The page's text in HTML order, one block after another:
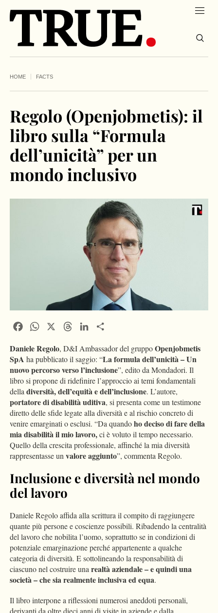
HOME FACTS
Regolo (Openjobmetis): il
libro sulla “Formula
dell’unicità” per un
mondo inclusivo
FacebookWhatsApp ThreadsLinkedIn
Daniele Regolo, D&I Ambassador del gruppoOpenjobmetis
SpA ha pubblicato il saggio: “La formula dell’unicità – Un
nuovo percorso verso l’inclusione”, edito da Mondadori. Il
libro si propone di ridefinire l’approccio ai temi fondamentali
delladiversità, dell’equità e dell’inclusione. L’autore,
portatore di disabilità uditiva, si presenta come un testimone
diretto delle sfide legate alla diversità e al rischio concreto di
venire emarginati o esclusi. “Da quandoho deciso di fare della
mia disabilità il mio lavoro,ci è voluto il tempo necessario.
Quello della crescita professionale, affinché la mia diversità
rappresentasse unvalore aggiunto”, commenta Regolo.
Inclusione e diversità nel mondo
del lavoro
Daniele Regolo affida alla scrittura il compito di raggiungere
quante più persone e coscienze possibili. Ribadendo la centralità
del lavoro che nobilita l’uomo, soprattutto se in condizioni di
potenziale emarginazione perché appartenente a qualche
categoria di diversità. E sottolineando la responsabilità di
ciascuno nel costruire unarealtà aziendale – e quindi una
società – che sia realmente inclusiva ed equa.
Il libro interpone a riflessioni numerosi aneddoti personali,